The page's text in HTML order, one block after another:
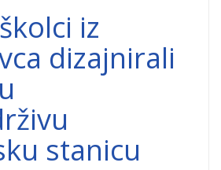
iz
dizajnirali
stanicu